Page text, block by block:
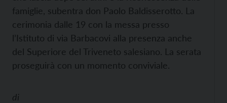
famiglie, subentra don Paolo Baldisserotto. La
cerimonia dalle 19 con la messa presso
l’Istituto di via Barbacovi alla presenza anche
del Superiore del Triveneto salesiano. La serata
proseguirà con un momento conviviale.
di